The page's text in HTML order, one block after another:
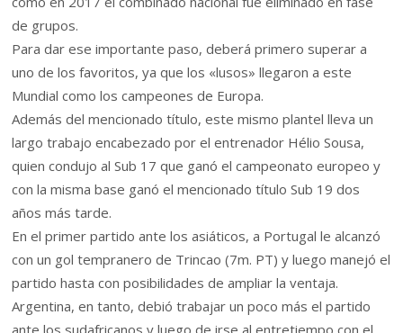
de grupos.
Para dar ese importante paso, deberá primero superar a
uno de los favoritos, ya que los «lusos» llegaron a este
Mundial como los campeones de Europa.
Además del mencionado título, este mismo plantel lleva un
largo trabajo encabezado por el entrenador Hélio Sousa,
quien condujo al Sub 17 que ganó el campeonato europeo y
con la misma base ganó el mencionado título Sub 19 dos
años más tarde.
En el primer partido ante los asiáticos, a Portugal le alcanzó
con un gol tempranero de Trincao (7m. PT) y luego manejó el
partido hasta con posibilidades de ampliar la ventaja.
Argentina, en tanto, debió trabajar un poco más el partido
ante los sudafricanos y luego de irse al entretiempo con el